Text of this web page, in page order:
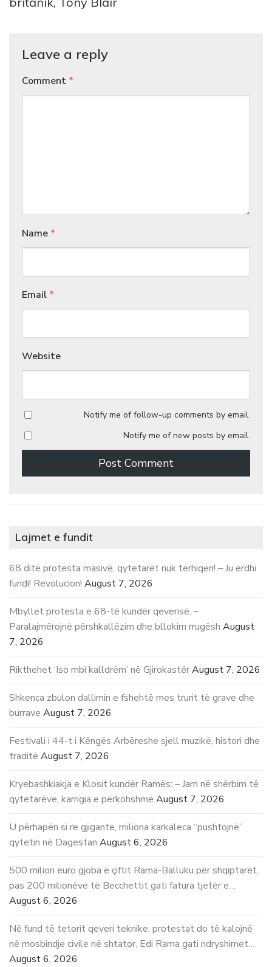
Leave a reply
Comment *
Name *
Email *
Website
Notify me of follow-up comments by email.
Notify me of new posts by email.
Lajmet e fundit
68 ditë protesta masive, qytetarët nuk tërhiqen! – Ju erdhi
fundi! Revolucion! August 7, 2026
Mbyllet protesta e 68-të kundër qeverisë. –
Paralajmërojnë përshkallëzim dhe bllokim rrugësh August
7, 2026
Rikthehet ‘Iso mbi kalldrëm’ në GjirokastërAugust 7, 2026
Shkenca zbulon dallimin e fshehtë mes trurit të grave dhe
burrave August 7, 2026
Festivali i 44-t i Këngës Arbëreshe sjell muzikë, histori dhe
traditë August 7, 2026
Kryebashkiakja e Klosit kundër Ramës: – Jam në shërbim të
qytetarëve, karrigia e përkohshme August 7, 2026
U përhapën si re gjigante, miliona karkaleca “pushtojnë”
qytetin në Dagestan August 6, 2026
500 milion euro gjoba e çiftit Rama-Balluku për shqiptarët,
pas 200 milionëve të Becchettit gati fatura tjetër e…
August 6, 2026
Në fund të tetorit qeveri teknike, protestat do të kalojnë
në mosbindje civile në shtator, Edi Rama gati ndryshimet…
August 6, 2026